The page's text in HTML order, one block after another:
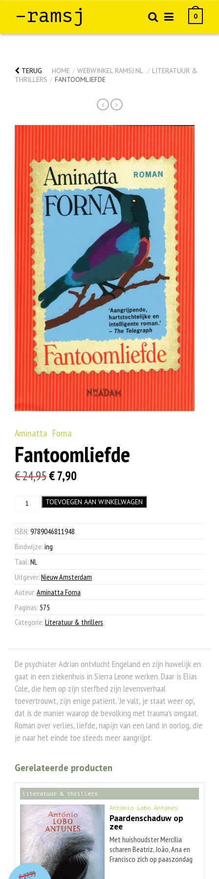
–ramsj 0
TERUG HOME / WEBWINKEL RAMSJ.NL / LITERATUUR &
THRILLERS / FANTOOMLIEFDE
< >
Aminatta Forna
Fantoomliefde
€24,95Oorspronkelijke
was:
€ 24,95.
€7,90
is:
€ 7,90.
FantoomliefdeTOEVOEGEN AAN WINKELWAGEN
ISBN: 9789046811948.
Bindwijze: ing
Taal: NL
Uitgever: Nieuw Amsterdam
Auteur: Aminatta Forna
Paginas: 575
Categorie: Literatuur & thrillers.
De psychiater Adrian ontvlucht Engeland en zijn huwelijk en
gaat in een ziekenhuis in Sierra Leone werken. Daar is Elias
Cole, die hem op zijn sterfbed zijn levensverhaal
toevertrouwt, zijn enige patiënt. ‘Je valt, je staat weer op’,
dat is de manier waarop de bevolking met trauma’s omgaat.
Roman over verlies, liefde, napijn van een land in oorlog, die
je naar het einde toe steeds meer aangrijpt.
Gerelateerde producten
literatuur & thrillers
Antonio Lobo Antunes
Paardenschaduw op
zee
Met huishoudster Mercília
scharen Beatriz, João, Ana en
Francisco zich op paaszondag
27,95O
orspr
onkelijke
Huidige